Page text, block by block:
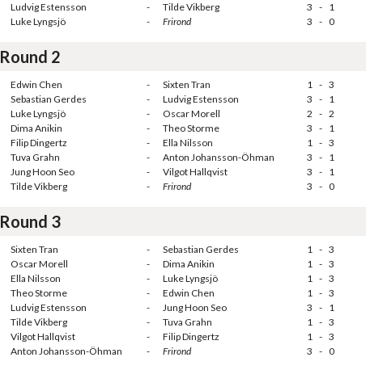
Ludvig Estensson - Tilde Vikberg 3 - 1
Luke Lyngsjö - Frirond 3 - 0
Round 2
Edwin Chen - Sixten Tran 1 - 3
Sebastian Gerdes - Ludvig Estensson 3 - 1
Luke Lyngsjö - Oscar Morell 2 - 2
Dima Anikin - Theo Storme 3 - 1
Filip Dingertz - Ella Nilsson 1 - 3
Tuva Grahn - Anton Johansson-Öhman 3 - 1
Jung Hoon Seo - Vilgot Hallqvist 3 - 1
Tilde Vikberg - Frirond 3 - 0
Round 3
Sixten Tran - Sebastian Gerdes 1 - 3
Oscar Morell - Dima Anikin 1 - 3
Ella Nilsson - Luke Lyngsjö 1 - 3
Theo Storme - Edwin Chen 1 - 3
Ludvig Estensson - Jung Hoon Seo 3 - 1
Tilde Vikberg - Tuva Grahn 1 - 3
Vilgot Hallqvist - Filip Dingertz 1 - 3
Anton Johansson-Öhman - Frirond 3 - 0